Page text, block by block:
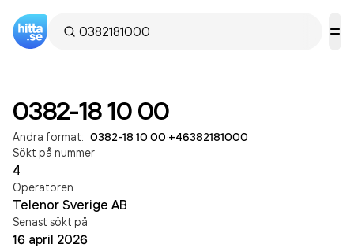
0382-18 10 00
Andra format: 0382-18 10 00 +46382181000
Sökt på nummer
4
Operatören
Telenor Sverige AB
Senast sökt på
16 april 2026